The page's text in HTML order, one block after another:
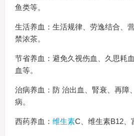
鱼类等。
生活养血：生活规律、劳逸结合、
禁浓茶。
节省养血：避免久视伤血、久思耗
血等。
治病养血：防 治出血、腎衰、再障
病。
西药养血： 维生素C、维生素B12、